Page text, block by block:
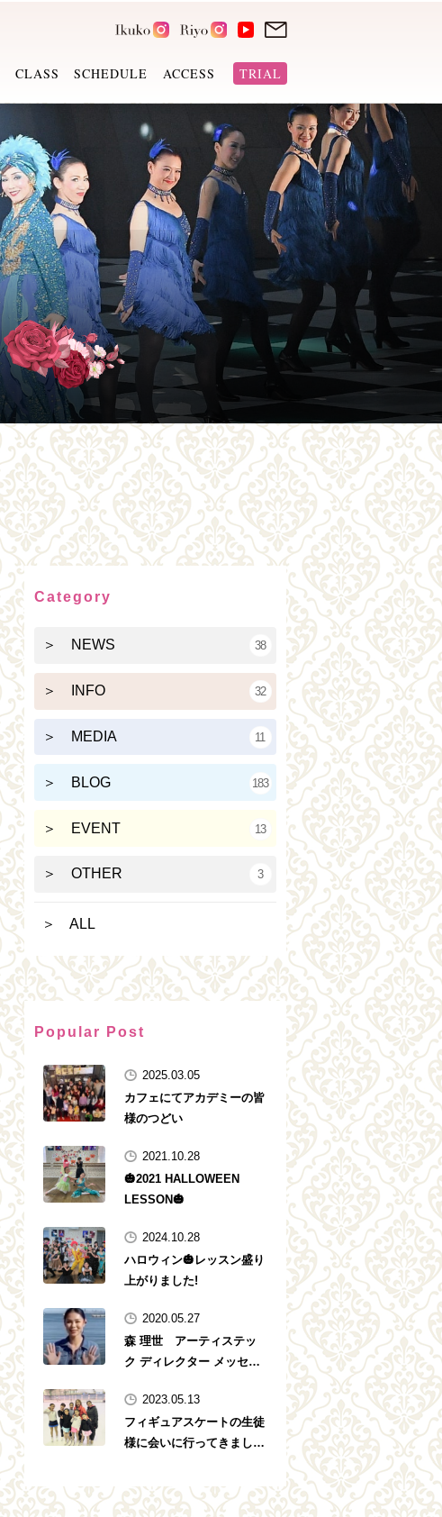
CLASS SCHEDULE ACCESS TRIAL
Category
＞ NEWS 38
＞ INFO 32
＞ MEDIA 11
＞ BLOG 183
＞ EVENT 13
＞ OTHER 3
＞ ALL
Popular Post
2025.03.05
カフェにてアカデミーの皆
様のつどい
2021.10.28
🎃2021 HALLOWEEN
LESSON🎃
2024.10.28
ハロウィン🎃レッスン盛り
上がりました!
2020.05.27
森 理世 アーティステッ
ク ディレクター メッセー
2023.05.13
フィギュアスケートの生徒
様に会いに行ってきました